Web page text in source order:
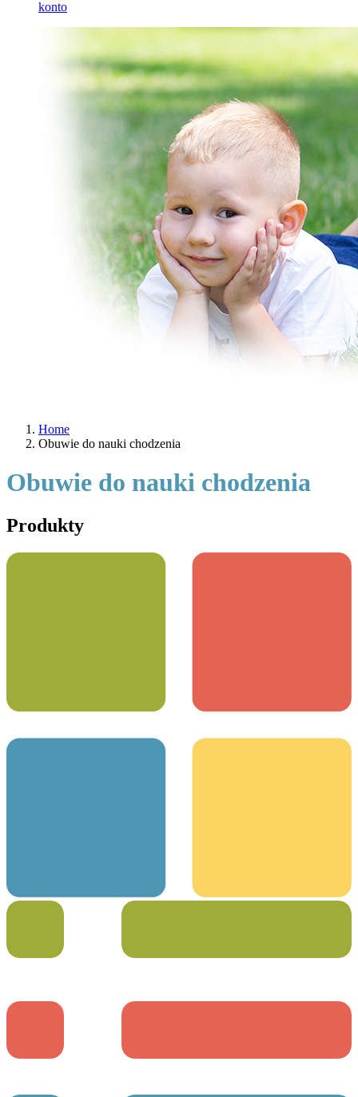
konto
Home
Obuwie do nauki chodzenia
Obuwie do nauki chodzenia
Produkty